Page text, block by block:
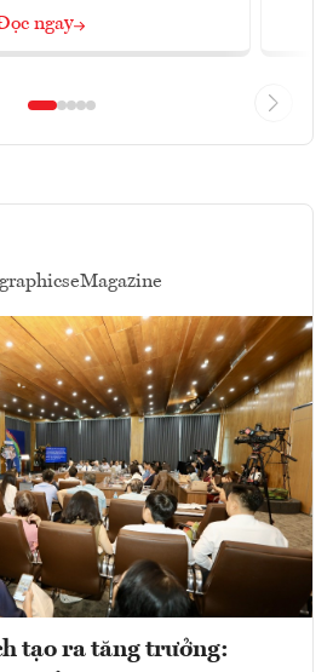
ngay
eMagazine
tạo ra tăng trưởng: